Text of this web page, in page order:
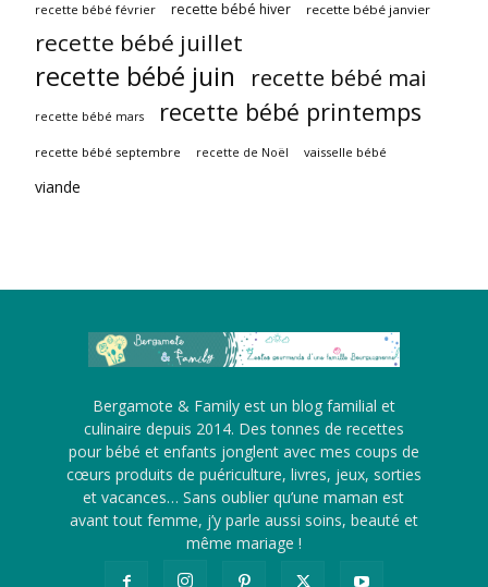
recette bébé février recette bébé hiver recette bébé janvier
recette bébé juillet
recette bébé juin recette bébé mai
recette bébé mars recette bébé printemps
recette bébé septembre recette de Noël vaisselle bébé
viande
Bergamote & Family est un blog familial et
culinaire depuis 2014. Des tonnes de recettes
pour bébé et enfants jonglent avec mes coups de
cœurs produits de puériculture, livres, jeux, sorties
et vacances… Sans oublier qu’une maman est
avant tout femme, j’y parle aussi soins, beauté et
même mariage !